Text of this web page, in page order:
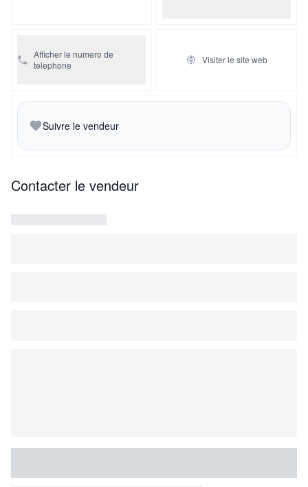
Afficher le numero de
telephone
Visiter le site web
Suivre le vendeur
Contacter le vendeur